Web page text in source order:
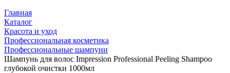
Главная
Каталог
Красота и уход
Профессиональная косметика
Профессиональные шампуни
Шампунь для волос Impression Professional Peeling Shampoo
глубокой очистки 1000мл